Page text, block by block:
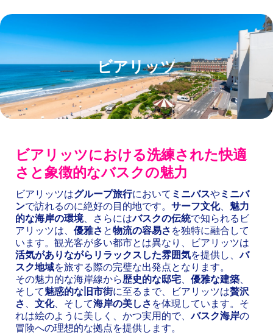
ビアリッツ
ビアリッツにおける洗練された快適
さと象徴的なバスクの魅力
ビアリッツはグループ旅行において ミニバスやミニバ
ンで訪れるのに絶好の目的地です。 サーフ文化、 魅力
的な海岸の環境、さらにはバスクの伝統で知られるビ
アリッツは、 優雅さ と物流の容易さ を独特に融合して
います。観光客が多い都市とは異なり、ビアリッツは
活気がありながらリラックスした雰囲気を提供し、バ
スク地域を旅する際の完璧な出発点となります。
その魅力的な海岸線から歴史的な邸宅、 優雅な建築、
そして魅惑的な旧市街に至るまで、ビアリッツは贅沢
さ 、 文化、そして海岸の美しさ を体現しています。そ
れは絵のように美しく、かつ実用的で、バスク海岸の
冒険への理想的な拠点を提供します。